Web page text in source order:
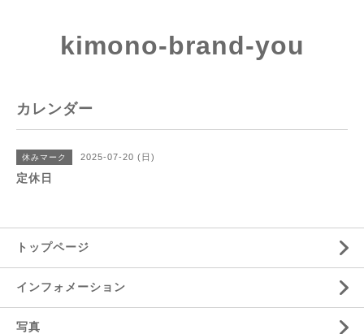
kimono-brand-you
カレンダー
休みマーク 2025-07-20 (日)
定休日
トップページ
インフォメーション
写真